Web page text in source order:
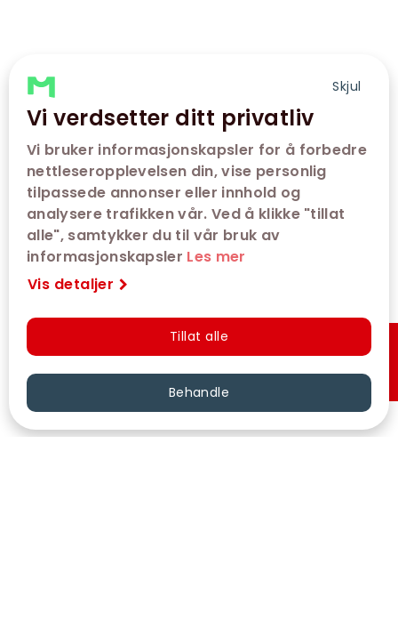
Skjul
Vi verdsetter ditt privatliv
Vi bruker informasjonskapsler for å forbedre
nettleseropplevelsen din, vise personlig
tilpassede annonser eller innhold og
analysere trafikken vår. Ved å klikke "tillat
alle", samtykker du til vår bruk av
informasjonskapsler Les mer
Vis detaljer
Tillat alle
Behandle Hurtigkjøp